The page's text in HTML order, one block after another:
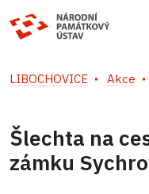
LIBOCHOVICE Akce
Šlechta na
zámku